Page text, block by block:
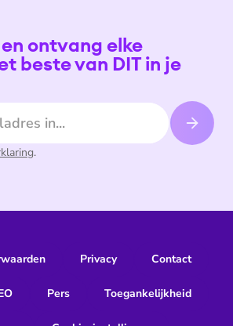
ontvang elke
beste van DIT in je
.
Privacy Contact
Pers Toegankelijkheid